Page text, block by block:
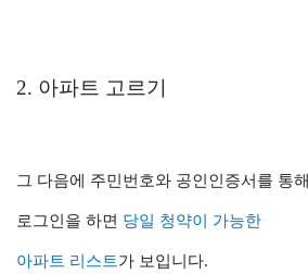
2. 아파트 고르기
그 다음에 주민번호와 공인인증서를 통해
로그인을 하면 당일 청약이 가능한
아파트 리스트가 보입니다.